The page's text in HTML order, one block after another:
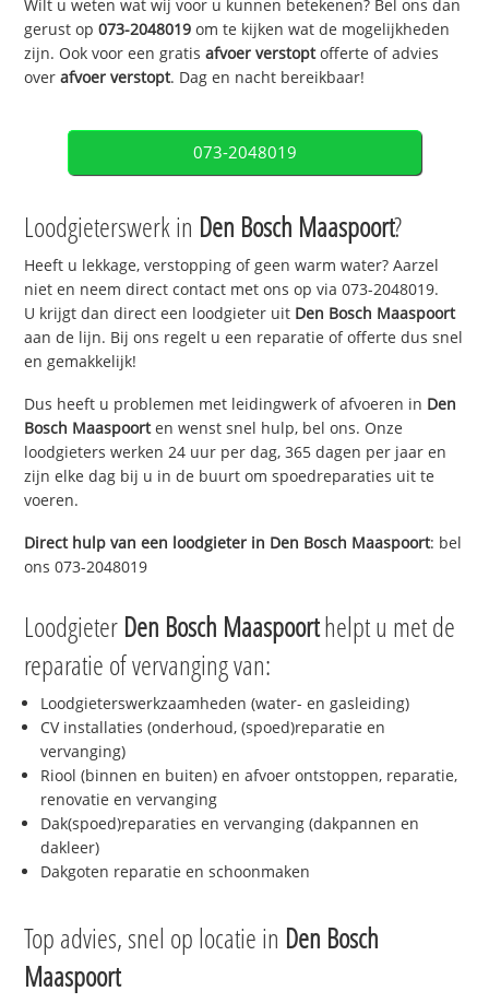
Wilt u weten wat wij voor u kunnen betekenen? Bel ons dan
gerust op073-2048019 om te kijken wat de mogelijkheden
zijn. Ook voor een gratisafvoer verstoptofferte of advies
overafvoer verstopt. Dag en nacht bereikbaar!
073-2048019
Loodgieterswerk in Den Bosch Maaspoort?
Heeft u lekkage, verstopping of geen warm water? Aarzel
niet en neem direct contact met ons op via 073-2048019.
U krijgt dan direct een loodgieter uit Den Bosch Maaspoort
aan de lijn. Bij ons regelt u een reparatie of offerte dus snel
en gemakkelijk!
Dus heeft u problemen met leidingwerk of afvoeren in Den
Bosch Maaspoorten wenst snel hulp, bel ons. Onze
loodgieters werken 24 uur per dag, 365 dagen per jaar en
zijn elke dag bij u in de buurt om spoedreparaties uit te
voeren.
Direct hulp van een loodgieter in Den Bosch Maaspoort: bel
ons 073-2048019
Loodgieter Den Bosch Maaspoorthelpt u met de
reparatie of vervanging van:
Loodgieterswerkzaamheden (water- en gasleiding)
CV installaties (onderhoud, (spoed)reparatie en
vervanging)
Riool (binnen en buiten) en afvoer ontstoppen, reparatie,
renovatie en vervanging
Dak(spoed)reparaties en vervanging (dakpannen en
dakleer)
Dakgoten reparatie en schoonmaken
Top advies, snel op locatie in Den Bosch
Maaspoort